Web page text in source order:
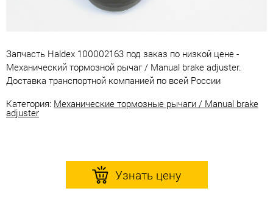
Запчасть Haldex 100002163 под заказ по низкой цене -
Механический тормозной рычаг / Manual brake adjuster.
Доставка транспортной компанией по всей России
Категория: Механические тормозные рычаги / Manual brake
adjuster
Узнать цену